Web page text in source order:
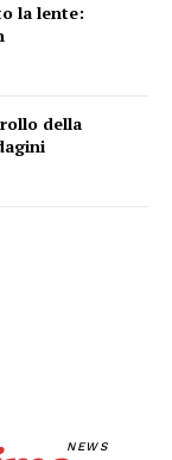
la lente:
della
NEWS